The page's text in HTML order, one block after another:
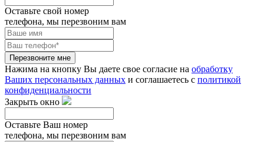
Оставьте свой номер
телефона, мы перезвоним вам
Перезвоните мне
Нажима на кнопку Вы даете свое согласие на обработку
Ваших персональных данных и соглашаетесь с политикой
конфиденциальности
Закрыть окно
Оставьте Ваш номер
телефона, мы перезвоним вам